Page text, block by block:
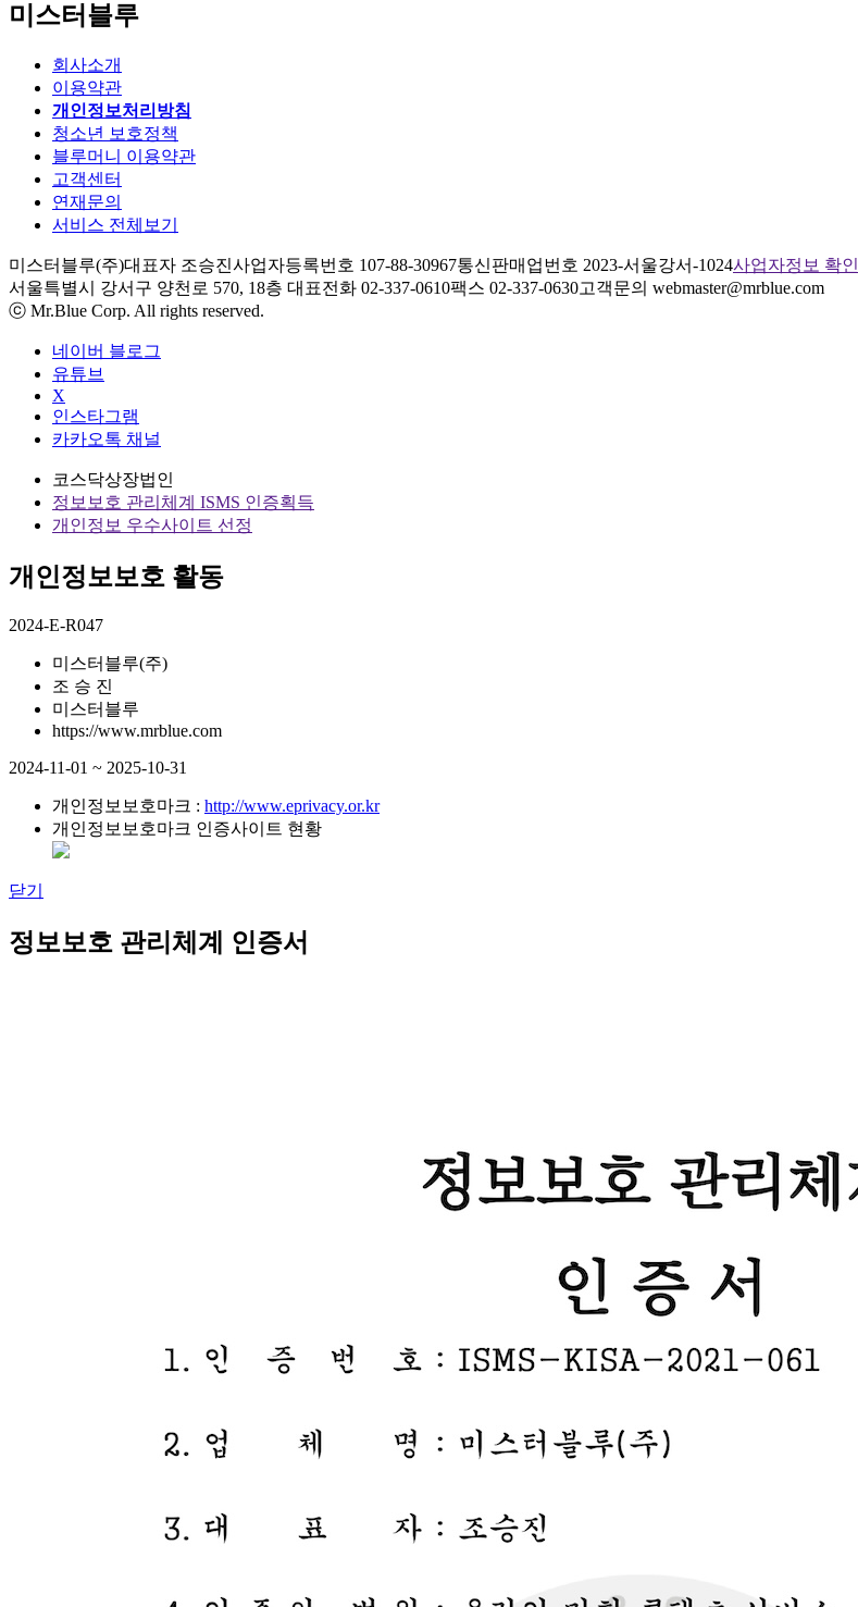
미스터블루
회사소개
이용약관
개인정보처리방침
청소년 보호정책
블루머니 이용약관
고객센터
연재문의
서비스 전체보기
미스터블루(주)대표자 조승진사업자등록번호 107-88-30967통신판매업번호 2023-서울강서-1024사업자정보 확인
서울특별시 강서구 양천로 570, 18층 대표전화 02-337-0610팩스 02-337-0630고객문의 webmaster@mrblue.com
ⓒ Mr.Blue Corp. All rights reserved.
네이버 블로그
유튜브
X
인스타그램
카카오톡 채널
코스닥상장법인
정보보호 관리체계 ISMS 인증획득
개인정보 우수사이트 선정
개인정보보호 활동
2024-E-R047
미스터블루(주)
조 승 진
미스터블루
https://www.mrblue.com
2024-11-01 ~ 2025-10-31
개인정보보호마크 : http://www.eprivacy.or.kr
개인정보보호마크 인증사이트 현황
닫기
정보보호 관리체계 인증서